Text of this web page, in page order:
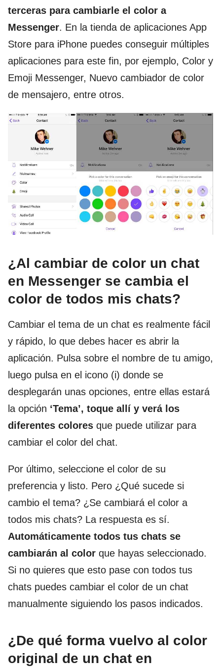
terceras para cambiarle el color a
Messenger. En la tienda de aplicaciones App
Store para iPhone puedes conseguir múltiples
aplicaciones para este fin, por ejemplo, Color y
Emoji Messenger, Nuevo cambiador de color
de mensajero, entre otros.
¿Al cambiar de color un chat
en Messenger se cambia el
color de todos mis chats?
Cambiar el tema de un chat es realmente fácil
y rápido, lo que debes hacer es abrir la
aplicación. Pulsa sobre el nombre de tu amigo,
luego pulsa en el icono (i) donde se
desplegarán unas opciones, entre ellas estará
la opción ‘Tema’, toque allí y verá los
diferentes colores que puede utilizar para
cambiar el color del chat.
Por último, seleccione el color de su
preferencia y listo. Pero ¿Qué sucede si
cambio el tema? ¿Se cambiará el color a
todos mis chats? La respuesta es sí.
Automáticamente todos tus chats se
cambiarán al color que hayas seleccionado.
Si no quieres que esto pase con todos tus
chats puedes cambiar el color de un chat
manualmente siguiendo los pasos indicados.
¿De qué forma vuelvo al color
original de un chat en